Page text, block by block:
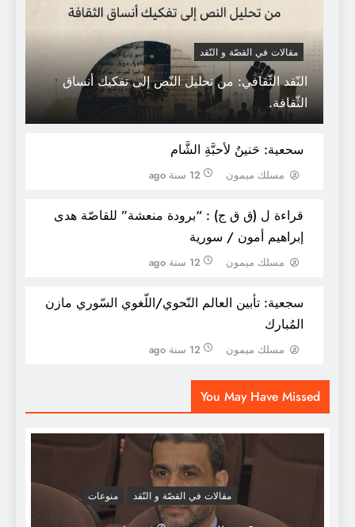
مقالات في القصّة و النّقد
النّقد الثّقافي: من تحليل النّص إلى تفكيك أنساق
الثّقافة.
سحعية: حَنينٌ لأحبَّةِ الشَّام
مسلك ميمون 12 سنة ago
قراءة ل (ق ق ج) : “برودة منعشة” للقاصّة هدى
إبراهيم أمون / سورية
مسلك ميمون 12 سنة ago
سجعية: تأبين العالم النّحوي/اللّغوي السّوري مازن
المُبارك
مسلك ميمون 12 سنة ago
شعبٌ صلّى الفَجرَ و كبّرَ .
You May Have Missed
مقالات في القصّة و النّقد منوعات